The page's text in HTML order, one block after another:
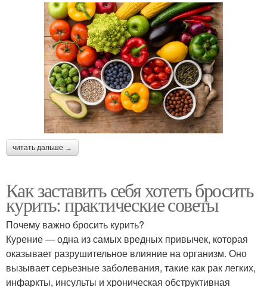
читать дальше →
Как заставить себя хотеть бросить
курить: практические советы
Почему важно бросить курить?
Курение — одна из самых вредных привычек, которая
оказывает разрушительное влияние на организм. Оно
вызывает серьезные заболевания, такие как рак легких,
инфаркты, инсульты и хроническая обструктивная